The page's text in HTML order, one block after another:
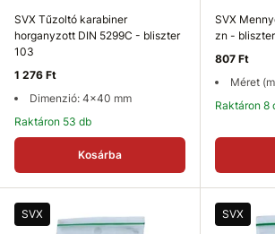
SVX Tűzoltó karabiner
horganyzott DIN 5299C - bliszter
103
1 276 Ft
Dimenzió: 4x40 mm
Raktáron 53 db
Kosárba
SVX
zn -
807 Ft
Méret
Raktáron 8
SVX SVX